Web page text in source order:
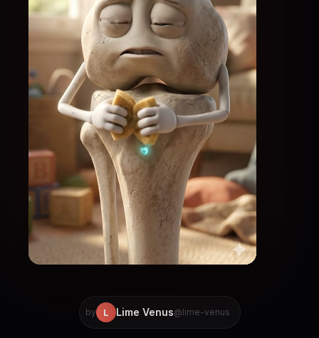
by L Lime Venus@lime-venus